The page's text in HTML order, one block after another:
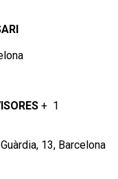
+ 1
13, Barcelona